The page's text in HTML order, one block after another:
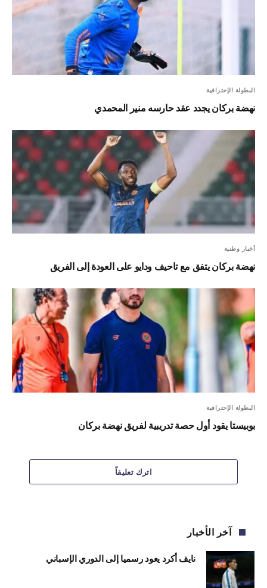
البطولة الإحترافية
نهضة بركان يجدد عقد حارسه منير المحمدي
أخبار وطنية
نهضة بركان يتفق مع تاحيف ودايو على العودة إلى الفريق
البطولة الإحترافية
بوبيستا يقود أول حصة تدريبية لفريق نهضة بركان
اترك تعليقاً
آخر الأخبار
نايف أكرد يعود رسميا إلى الدوري الإسباني